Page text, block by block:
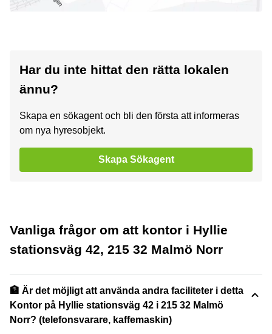
Har du inte hittat den rätta lokalen
ännu?
Skapa en sökagent och bli den första att informeras
om nya hyresobjekt.
Skapa Sökagent
Vanliga frågor om att kontor i Hyllie
stationsväg 42, 215 32 Malmö Norr
🏦 Är det möjligt att använda andra faciliteter i detta
Kontor på Hyllie stationsväg 42 i 215 32 Malmö
Norr? (telefonsvarare, kaffemaskin)